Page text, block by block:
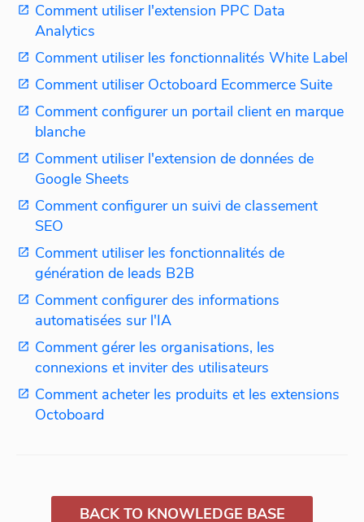
Comment utiliser l'extension PPC Data
Analytics
Comment utiliser les fonctionnalités White Label
Comment utiliser Octoboard Ecommerce Suite
Comment configurer un portail client en marque
blanche
Comment utiliser l'extension de données de
Google Sheets
Comment configurer un suivi de classement
SEO
Comment utiliser les fonctionnalités de
génération de leads B2B
Comment configurer des informations
automatisées sur l'IA
Comment gérer les organisations, les
connexions et inviter des utilisateurs
Comment acheter les produits et les extensions
Octoboard
BACK TO KNOWLEDGE BASE